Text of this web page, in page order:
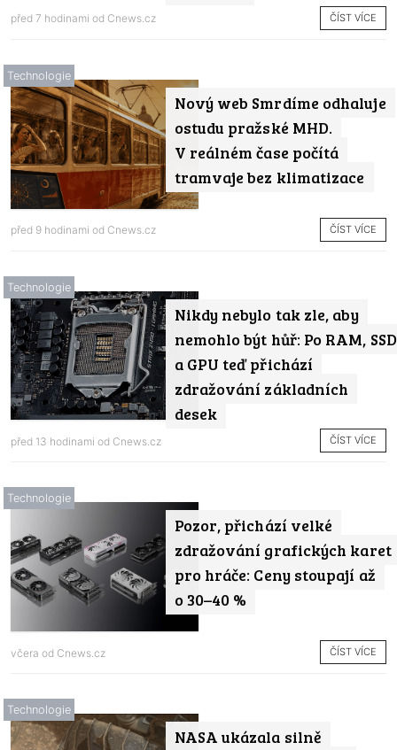
před 7 hodinami od Cnews.cz ČÍST VÍCE
Nový web Smrdíme odhaluje
ostudu pražské MHD.
V reálném čase počítá
tramvaje bez klimatizace
Technologie
před 9 hodinami od Cnews.cz ČÍST VÍCE
Nikdy nebylo tak zle, aby
nemohlo být hůř: Po RAM, SSD
a GPU teď přichází
zdražování základních
desek
Technologie
před 13 hodinami od Cnews.cz ČÍST VÍCE
Pozor, přichází velké
zdražování grafických karet
pro hráče: Ceny stoupají až
o 30–40 %
Technologie
včera od Cnews.cz ČÍST VÍCE
NASA ukázala silně
Technologie